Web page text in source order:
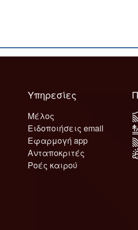
Υπηρεσίες
Μέλος
Ειδοποιήσεις email
Εφαρμογή app
Ανταποκριτές
Ροές καιρού